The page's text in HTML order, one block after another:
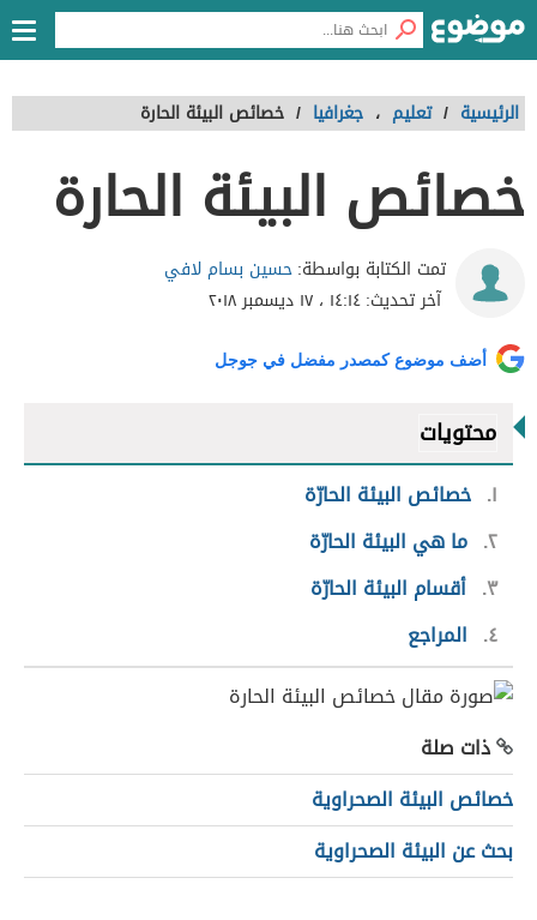
الرئيسية / تعليم ، جغرافيا / خصائص البيئة الحارة
خصائص البيئة الحارة
تمت الكتابة بواسطة:حسين بسام لافي
آخر تحديث:١٤:١٤ ، ١٧ ديسمبر ٢٠١٨
أضف موضوع كمصدر مفضل في جوجل
محتويات
١ خصائص البيئة الحارّة
٢ ما هي البيئة الحارّة
٣ أقسام البيئة الحارّة
٤
المراجع
ذات صلة
خصائص البيئة الصحراوية
بحث عن البيئة الصحراوية